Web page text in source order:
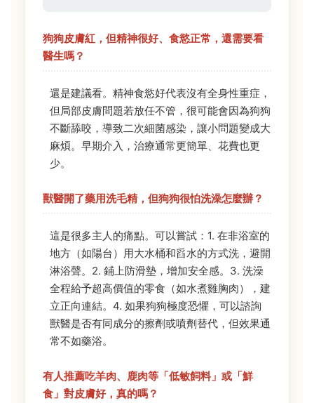
狗狗皮膚紅，但精神很好、食慾正常，還需要看
醫生嗎？
還是建議看。精神食慾好代表沒有全身性重症，
但局部皮膚問題若放任不管，很可能會因為狗狗
不斷舔咬，導致二次細菌感染，讓小問題變成大
麻煩。早期介入，治療通常更簡單、花費也更
少。
獸醫開了藥用洗毛精，但狗狗很怕洗澡怎麼辦？
這是很多主人的痛點。可以嘗試：1. 在非浴室的
地方（如陽台）用大水桶和舀水的方式洗，避開
淋浴聲。2. 鋪上防滑墊，增加安全感。3. 洗澡
全程給予超高價值的零食（如水煮雞胸肉），建
立正向連結。4. 如果狗狗極度恐懼，可以諮詢
獸醫是否有同成分的擦劑或噴劑替代，但效果通
常不如藥浴。
有人推薦吃羊肉、鹿肉等「低敏飼料」或「鮮
食」對皮膚好，真的嗎？